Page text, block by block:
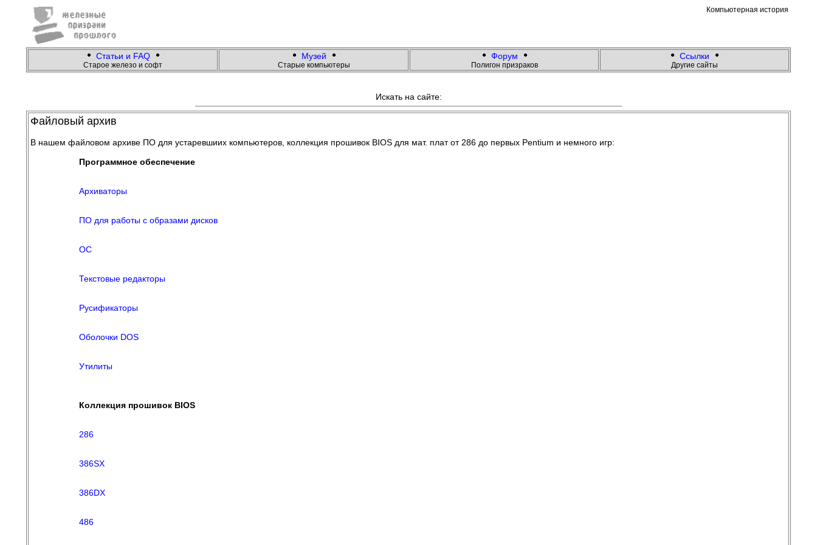
Компьютерная история
Статьи и FAQ
Cтарое железо и софт
Музей
Старые компьютеры
Форум
Полигон призраков
Ссылки
Другие сайты
Искать на сайте:
Файловый архив
В нашем файловом архиве ПО для устаревшиих компьютеров, коллекция прошивок BIOS для мат. плат от 286 до первых Pentium и немного игр:
Программное обеспечение
Архиваторы
ПО для работы с образами дисков
ОС
Текстовые редакторы
Русификаторы
Оболочки DOS
Утилиты
Коллекция прошивок BIOS
286
386SX
386DX
486